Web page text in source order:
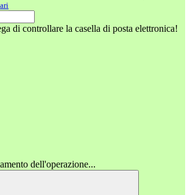
di controllare la casella di posta elettronica!
dell'operazione...